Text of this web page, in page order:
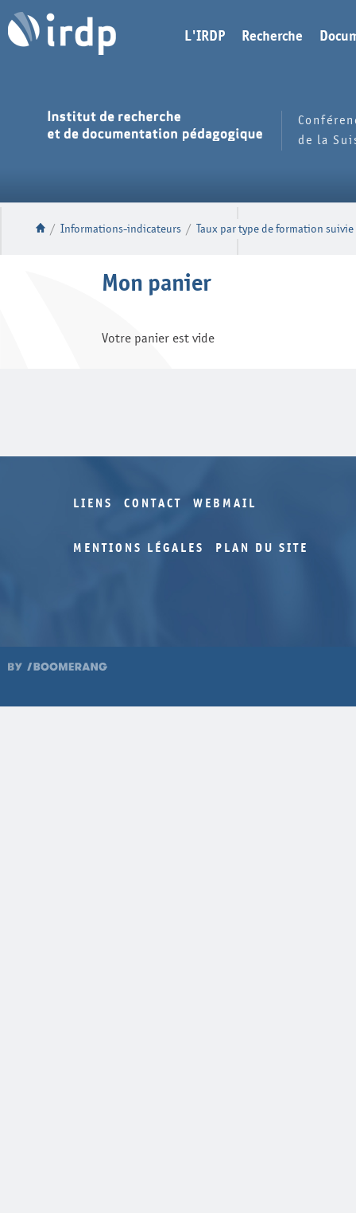
L'IRDP Recherche
de la
/ Informations-indicateurs / Taux par type de formation
Mon panier
Votre panier est vide
LIENS CONTACT WEBMAIL
MENTIONS LÉGALES PLAN DU SITE